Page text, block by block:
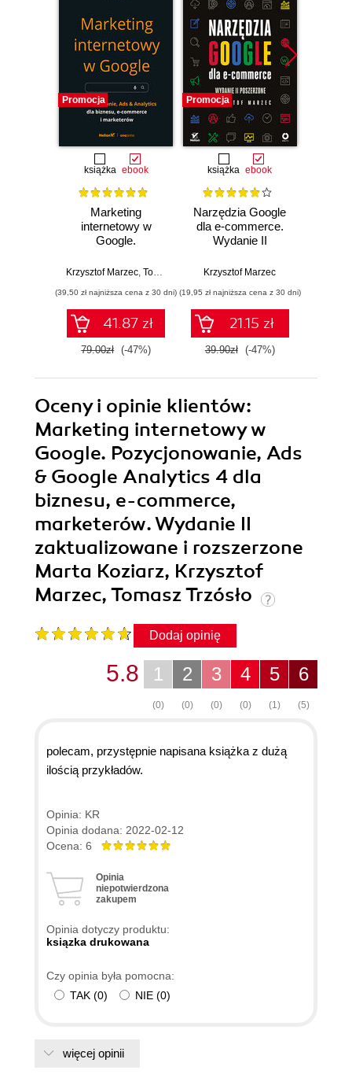
Promocja
książka ebook
Marketing
internetowy w
Google.
Ads & Analytics dla
commerce,
marketerów
Krzysztof Marzec Tomasz Trzósło
(39,50 zł najniższa cena z 30 dni)
41.87 zł
79.00zł (-47%)
Promocja
książka ebook
Narzędzia Google
dla e-commerce.
Wydanie II
Krzysztof Marzec
(19,95 zł najniższa cena z 30 dni)
21.15 zł
39.90zł (-47%)
Oceny i opinie klientów:
Marketing internetowy w
Google. Pozycjonowanie, Ads
& Google Analytics 4 dla
biznesu, e-commerce,
marketerów. Wydanie II
zaktualizowane i rozszerzone
Marta Koziarz, Krzysztof
Marzec, Tomasz Trzósło
Dodaj opinię
6
(5)
5
(1)
4
(0)
3
(0)
2
(0)
1
(0)
5.8
polecam, przystępnie napisana książka z dużą
ilością przykładów.
Opinia: KR
Opinia dodana: 2022-02-12
Ocena: 6
Opinia
niepotwierdzona
zakupem
Opinia dotyczy produktu:
ksiązka drukowana
Czy opinia była pomocna:
TAK (0) NIE (0)
więcej opinii